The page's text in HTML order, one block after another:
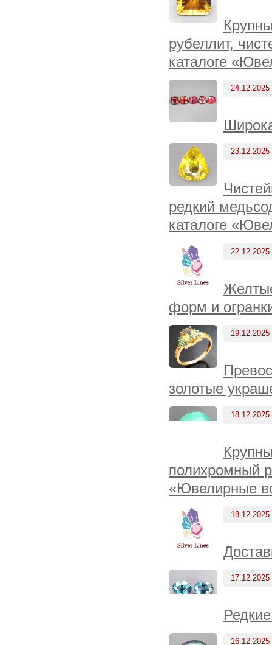
рубеллит,
каталоге
24.12.2025
23.12.2025
редкий
каталоге
22.12.2025
форм и
19.12.2025
золотые
18.12.2025
полихромный
«Ювелирные
18.12.2025
17.12.2025
16.12.2025